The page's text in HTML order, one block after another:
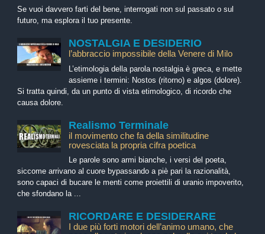
Se vuoi davvero farti del bene, interrogati non sul passato o sul
futuro, ma esplora il tuo presente.
NOSTALGIA E DESIDERIO
l’abbraccio impossibile della Venere di Milo
L’etimologia della parola nostalgia è greca, e mette
assieme i termini: Nostos (ritorno) e algos (dolore).
Si tratta quindi, da un punto di vista etimologico, di ricordo che
causa dolore.
Realismo Terminale
il movimento che fa della similitudine
rovesciata la propria cifra poetica
Le parole sono armi bianche, i versi del poeta,
siccome arrivano al cuore bypassando a piè pari la razionalità,
sono capaci di bucare le menti come proiettili di uranio impoverito,
che sfondano la ...
RICORDARE E DESIDERARE
I due più forti motori dell’animo umano, che